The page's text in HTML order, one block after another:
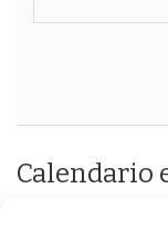
Calendario